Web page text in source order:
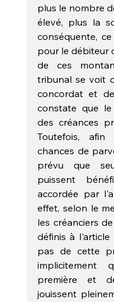
plus le nombre
élevé, plus la
conséquente,
pour le débiteur
de ces
tribunal se voit
concordat et
constate que
des créances
Toutefois, afin
chances de
prévu que
puissent
accordée par
effet, selon le
les créanciers
définis à l'article
pas de cette
implicitement
première et
jouissent